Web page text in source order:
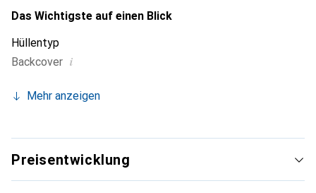
Das Wichtigste auf einen Blick
Hüllentyp
Backcover i
Mehr anzeigen
Preisentwicklung